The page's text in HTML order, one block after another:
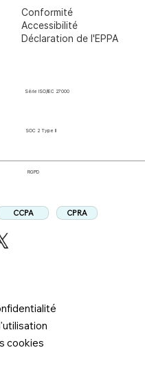
Conformité
Accessibilité
Déclaration de l'EPPA
Série ISO/IEC 27000
cookies
SOC 2 Type II
RGPD
CCPA CPRA